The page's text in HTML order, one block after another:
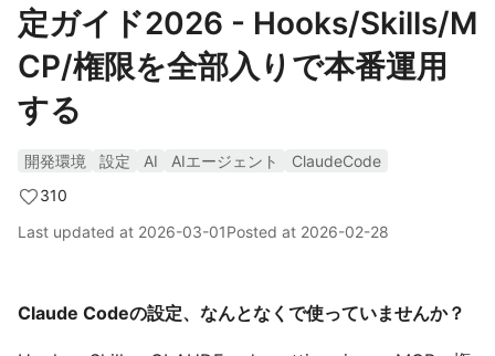
定ガイド2026 - Hooks/Skills/M
CP/権限を全部入りで本番運用
する
開発環境 設定 AI AIエージェント
ClaudeCode
310
Last updated at 2026-03-01Posted at 2026-02-28
Claude Codeの設定、なんとなくで使っていませんか？